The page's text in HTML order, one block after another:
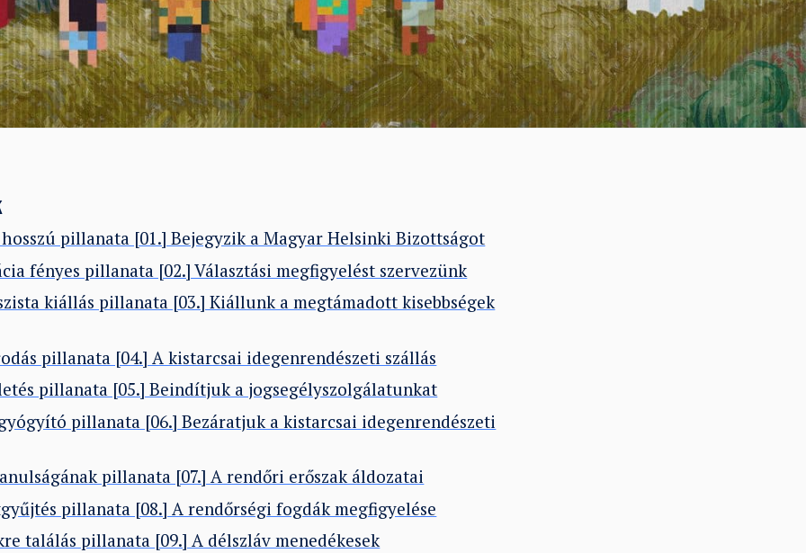
hosszú pillanata [01.] Bejegyzik a Magyar Helsinki Bizottságot
fényes pillanata [02.] Választási megfigyelést szervezünk
kiállás pillanata [03.] Kiállunk a megtámadott kisebbségek
pillanata [04.] A kistarcsai idegenrendészeti szállás
pillanata [05.] Beindítjuk a jogsegélyszolgálatunkat
pillanata [06.] Bezáratjuk a kistarcsai idegenrendészeti
pillanata [07.] A rendőri erőszak áldozatai
pillanata [08.] A rendőrségi fogdák megfigyelése
találás pillanata [09.] A délszláv menedékesek